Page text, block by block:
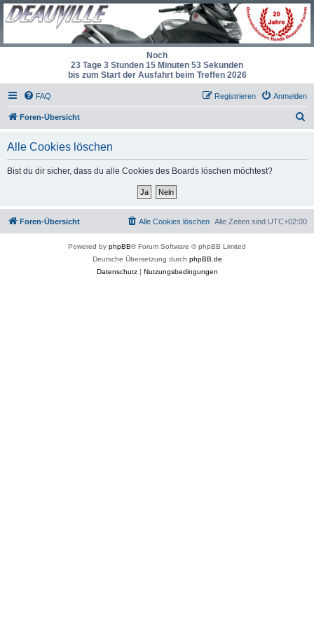
Noch
23 Tage 3 Stunden 15 Minuten 53 Sekunden
bis zum Start der Ausfahrt beim Treffen 2026
FAQ Anmelden
Registrieren
Foren-Übersicht
Alle Cookies löschen
Bist du dir sicher, dass du alle Cookies des Boards löschen möchtest?
Foren-Übersicht Alle Zeiten sind UTC+02:00
Alle Cookies löschen
Powered by phpBB® Forum Software © phpBB Limited
Deutsche Übersetzung durch phpBB.de
Datenschutz| Nutzungsbedingungen